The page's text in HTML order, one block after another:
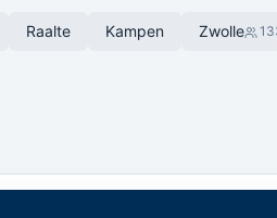
Raalte Kampen Zwolle